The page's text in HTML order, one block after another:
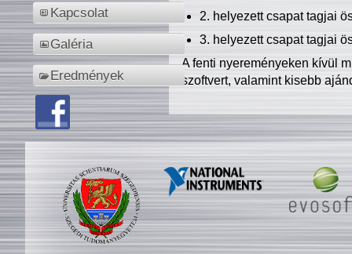
Kapcsolat
Galéria
Eredmények
2. helyezett csapat tagjai
3. helyezett csapat tagjai
A fenti nyereményeken kívül
szoftvert, valamint kisebb